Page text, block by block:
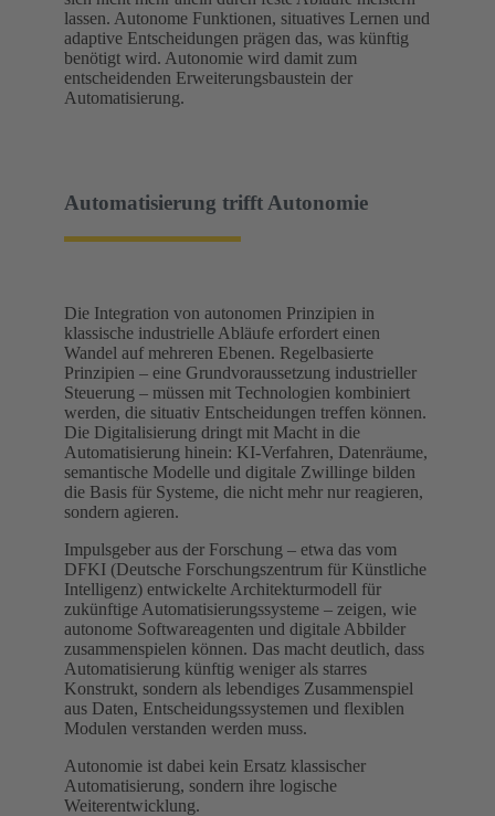
lassen. Autonome Funktionen, situatives Lernen und
adaptive Entscheidungen prägen das, was künftig
benötigt wird. Autonomie wird damit zum
entscheidenden Erweiterungsbaustein der
Automatisierung.
Automatisierung trifft Autonomie
Die Integration von autonomen Prinzipien in
klassische industrielle Abläufe erfordert einen
Wandel auf mehreren Ebenen. Regelbasierte
Prinzipien – eine Grundvoraussetzung industrieller
Steuerung – müssen mit Technologien kombiniert
werden, die situativ Entscheidungen treffen können.
Die Digitalisierung dringt mit Macht in die
Automatisierung hinein: KI‑Verfahren, Datenräume,
semantische Modelle und digitale Zwillinge bilden
die Basis für Systeme, die nicht mehr nur reagieren,
sondern agieren.
Impulsgeber aus der Forschung – etwa das vom
DFKI (Deutsche Forschungszentrum für Künstliche
Intelligenz) entwickelte Architekturmodell für
zukünftige Automatisierungssysteme – zeigen, wie
autonome Softwareagenten und digitale Abbilder
zusammenspielen können. Das macht deutlich, dass
Automatisierung künftig weniger als starres
Konstrukt, sondern als lebendiges Zusammenspiel
aus Daten, Entscheidungssystemen und flexiblen
Modulen verstanden werden muss.
Autonomie ist dabei kein Ersatz klassischer
Automatisierung, sondern ihre logische
Weiterentwicklung.